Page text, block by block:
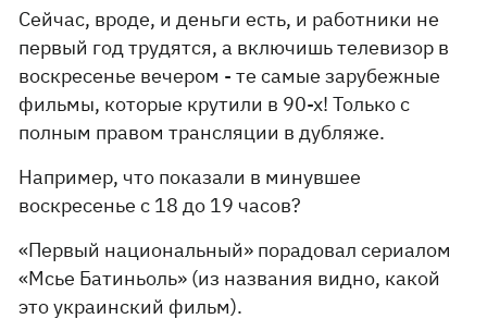
Сейчас, вроде, и деньги есть, и работники не
первый год трудятся, а включишь телевизор в
воскресенье вечером - те самые зарубежные
фильмы, которые крутили в 90-х! Только с
полным правом трансляции в дубляже.
Например, что показали в минувшее
воскресенье с 18 до 19 часов?
«Первый национальный» порадовал сериалом
«Мсье Батиньоль» (из названия видно, какой
это украинский фильм).